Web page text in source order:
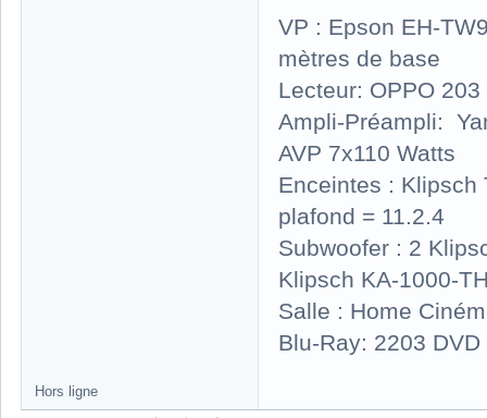
VP : Epson EH-
mètres de base
Lecteur: OPPO
Ampli-Préampli:
AVP 7x110 Watts
Enceintes : Klipsch
plafond = 11.2.4
Subwoofer : 2
Klipsch KA-1000-
Salle : Home
Blu-Ray: 2203 DVD
Hors ligne